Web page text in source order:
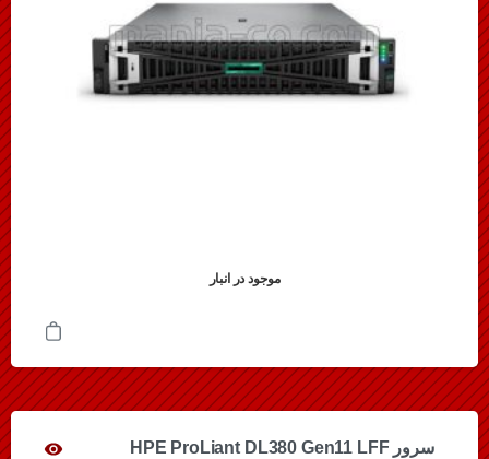
موجود در انبار
سرور HPE ProLiant DL380 Gen11 LFF